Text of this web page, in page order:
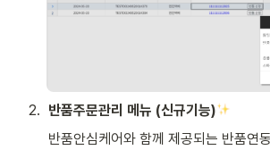
2. 반품주문관리 메뉴 (신규기능)
반품안심케어와 함께 제공되는 반품연